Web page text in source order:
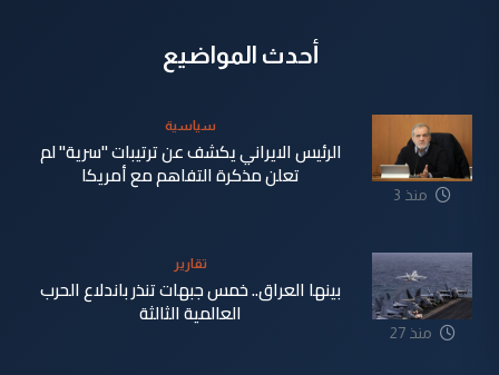
أحدث المواضيع
منذ 3
سياسية
الرئيس الايراني يكشف عن ترتيبات "سرية" لم
تعلن مذكرة التفاهم مع أمريكا
منذ 27
تقارير
بينها العراق.. خمس جبهات تنذر باندلاع الحرب
العالمية الثالثة